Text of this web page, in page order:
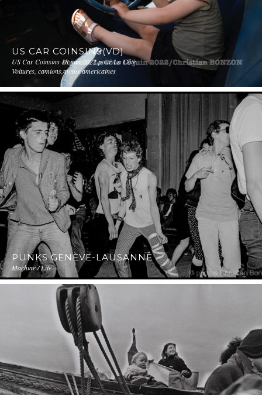
US CAR COINSINS(VD)
US Car Coinsins 18 juin 2022 pour La Côte.
Voitures, camions,motos americaines
PUNKS GENÈVE-LAUSANNE
Machine / Life